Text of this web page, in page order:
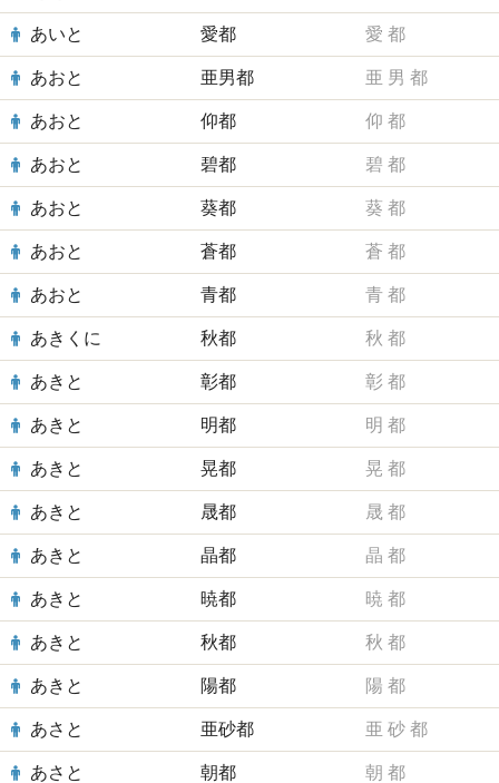
あいと 愛都 愛 都
あおと 亜男都 亜 男 都
あおと 仰都 仰 都
あおと 碧都 碧 都
あおと 葵都 葵 都
あおと 蒼都 蒼 都
あおと 青都 青 都
あきくに 秋都 秋 都
あきと 彰都 彰 都
あきと 明都 明 都
あきと 晃都 晃 都
あきと 晟都 晟 都
あきと 晶都 晶 都
あきと 暁都 暁 都
あきと 秋都 秋 都
あきと 陽都 陽 都
あさと 亜砂都 亜 砂 都
あさと 朝都 朝 都